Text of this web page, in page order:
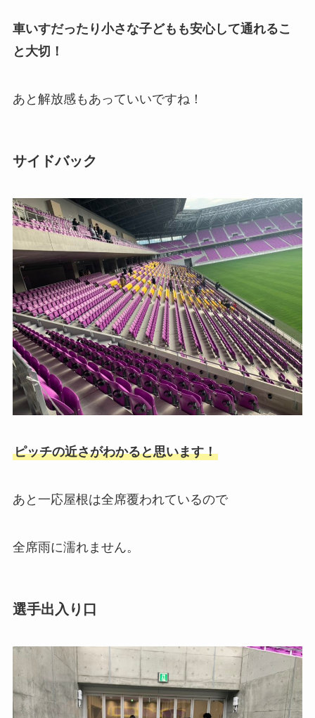
車いすだったり小さな子どもも安心して通れるこ
と大切！
あと解放感もあっていいですね！
サイドバック
ピッチの近さがわかると思います！
あと一応屋根は全席覆われているので
全席雨に濡れません。
選手出入り口